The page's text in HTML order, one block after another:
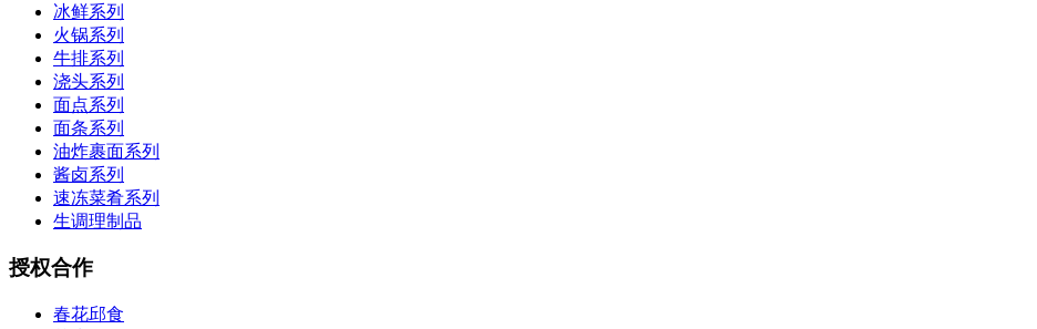
冰鲜系列
火锅系列
牛排系列
浇头系列
面点系列
面条系列
油炸裹面系列
酱卤系列
速冻菜肴系列
生调理制品
授权合作
春花邱食